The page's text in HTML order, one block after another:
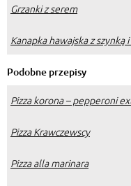
Grzanki z serem
Kanapka hawajska z szynką
Podobne przepisy
Pizza korona – pepperoni
Pizza Krawczewscy
Pizza alla marinara